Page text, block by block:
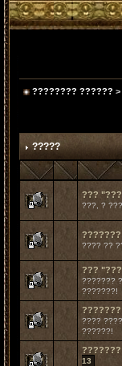
???????? ?????? >
?????
???
???, ?
???? ??
???
???????
???????!
????
??????!
13